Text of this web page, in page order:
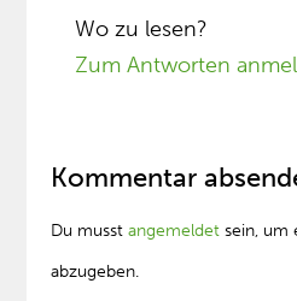
Wo zu lesen?
Zum Antworten
Kommentar
Du musstangemeldet sein, um
abzugeben.